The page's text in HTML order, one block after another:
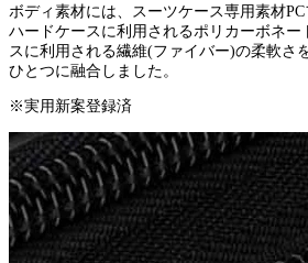
ボディ素材には、スーツケース専用素材PC
ハードケースに利用されるポリカーボネー
スに利用される繊維(ファイバー)の柔軟さ
ひとつに融合しました。
※実用新案登録済